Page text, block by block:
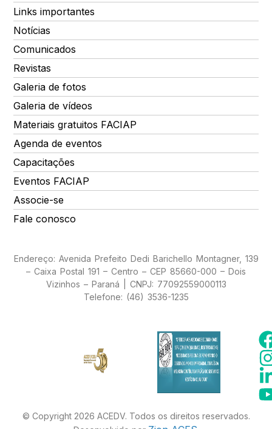
Links importantes
Notícias
Comunicados
Revistas
Galeria de fotos
Galeria de vídeos
Materiais gratuitos FACIAP
Agenda de eventos
Capacitações
Eventos FACIAP
Associe-se
Fale conosco
Endereço: Avenida Prefeito Dedi Barichello Montagner, 139
– Caixa Postal 191 – Centro – CEP 85660-000 – Dois
Vizinhos – Paraná | CNPJ: 77092559000113
Telefone: (46) 3536-1235
© Copyright 2026 ACEDV. Todos os direitos reservados.